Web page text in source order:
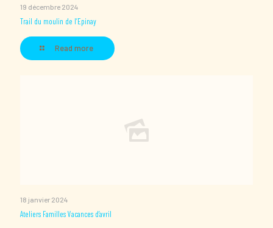
19 décembre 2024
Trail du moulin de l’Epinay
Read more
18 janvier 2024
Ateliers Familles Vacances d’avril